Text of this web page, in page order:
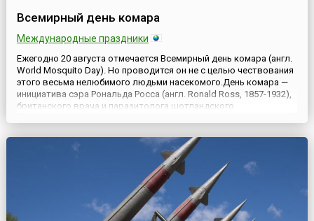
Всемирный день комара
Международные праздники
Ежегодно 20 августа отмечается Всемирный день комара (англ.
World Mosquito Day). Но проводится он не с целью чествования
этого весьма нелюбимого людьми насекомого.День комара —
инициатива сэра Рональда Росса (англ. Ronald Ross, 1857-1932),
британского врача и паразитолога шотландского